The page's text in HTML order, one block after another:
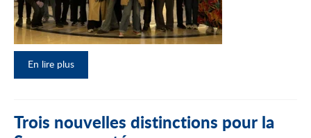
En lire plus
Trois nouvelles distinctions pour la